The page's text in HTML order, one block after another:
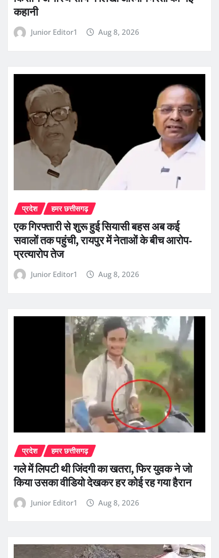
कहानी
Junior Editor1 Aug 8, 2026
प्रदेश हमर छत्तीसगढ़
एक गिरफ्तारी से शुरू हुई सियासी बहस अब कई
सवालों तक पहुंची, रायपुर में नेताओं के बीच आरोप-
प्रत्यारोप तेज
Junior Editor1 Aug 8, 2026
प्रदेश हमर छत्तीसगढ़
गले में लिपटी थी जिंदगी का खतरा, फिर युवक ने जो
किया उसका वीडियो देखकर हर कोई रह गया हैरान
Junior Editor1 Aug 8, 2026